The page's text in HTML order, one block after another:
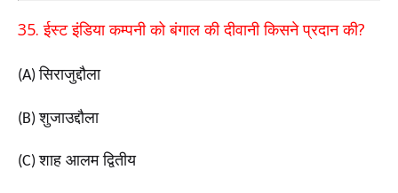
35.ईस्ट इंडिया कम्पनी को बंगाल की दीवानी किसने प्रदान की?
(A)सिराजुद्दौला
(B)शुजाउद्दौला
(C)शाह आलम द्वितीय